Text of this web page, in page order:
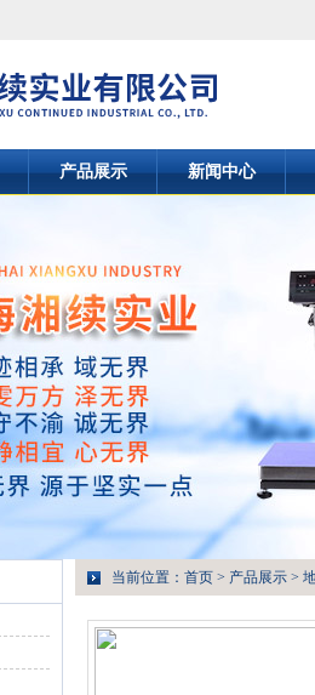
产品展示 新闻中心
当前位置： 首页 > 产品展示 >